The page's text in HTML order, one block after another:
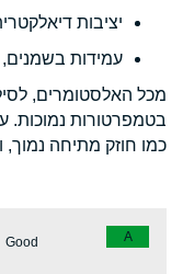
יציבות
עמידות בשמנים,
מכל האלסטומרים,
בטמפרטורות נמוכות.
כמו חוזק מתיחה נמוך,
A
Good